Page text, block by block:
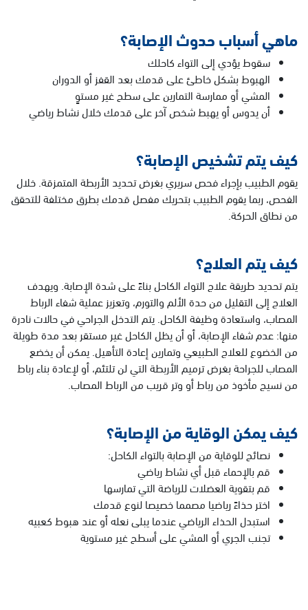
ماهي أسباب حدوث الإصابة؟
سقوط يؤدي إلى التواء كاحلك
الهبوط بشكل خاطئ على قدمك بعد القفز أو الدوران
المشي أو ممارسة التمارين على سطح غير مستوٍ
أن يدوس أو يهبط شخص آخر على قدمك خلال نشاط رياضي
كيف يتم تشخيص الإصابة؟
يقوم الطبيب بإجراء فحص سريري بغرض تحديد الأربطة المتمزقة. خلال
الفحص، ربما يقوم الطبيب بتحريك مفصل قدمك بطرق مختلفة للتحقق
من نطاق الحركة.
كيف يتم العلاج؟
يتم تحديد طريقة علاج التواء الكاحل بناءً على شدة الإصابة. ويهدف
العلاج إلى التقليل من حدة الألم والتورم، وتعزيز عملية شفاء الرباط
المصاب، واستعادة وظيفة الكاحل. يتم التدخل الجراحي في حالات نادرة
منها: عدم شفاء الإصابة، أو أن يظل الكاحل غير مستقر بعد مدة طويلة
من الخضوع للعلاج الطبيعي وتمارين إعادة التأهيل. يمكن أن يخضع
المصاب للجراحة بغرض ترميم الأربطة التي لن تلتئم، أو لإعادة بناء رباط
من نسيج مأخوذ من رباط أو وتر قريب من الرباط المصاب.
كيف يمكن الوقاية من الإصابة؟
نصائح للوقاية من الإصابة بالتواء الكاحل:
قم بالإحماء قبل أي نشاط رياضي
قم بتقوية العضلات للرياضة التي تمارسها
اختر حذاءً رياضيا مصمما خصيصا لنوع قدمك
استبدل الحذاء الرياضي عندما يبلى نعله أو عند هبوط كعبيه
تجنب الجري أو المشي على أسطح غير مستوية